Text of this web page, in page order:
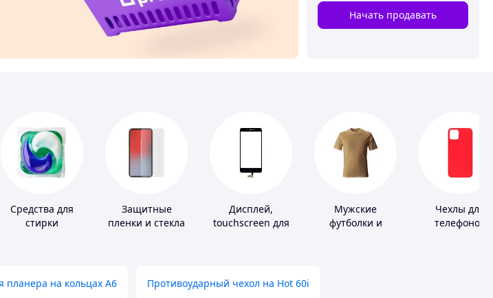
Начать продавать
Средства для
стирки
Защитные
пленки и стекла
Дисплей,
touchscreen для
Мужские
футболки и
Чехлы для
телефонов
планера на кольцах А6 Противоударный чехол на Hot 60i